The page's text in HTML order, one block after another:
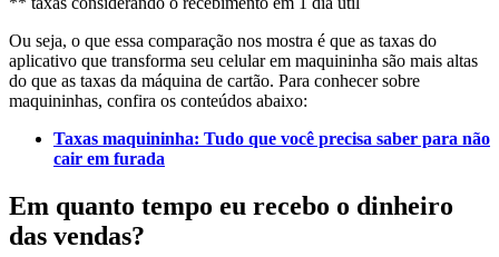
Ou seja, o que essa comparação nos mostra é que as taxas do
aplicativo que transforma seu celular em maquininha são mais altas
do que as taxas da máquina de cartão. Para conhecer sobre
maquininhas, confira os conteúdos abaixo:
Taxas maquininha: Tudo que você precisa saber para não
cair em furada
Em quanto tempo eu recebo o dinheiro
das vendas?